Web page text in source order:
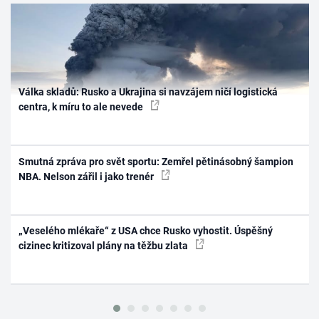
Válka skladů: Rusko a Ukrajina si navzájem ničí logistická
centra, k míru to ale nevede
Smutná zpráva pro svět sportu: Zemřel pětinásobný šampion
NBA. Nelson zářil i jako trenér
„Veselého mlékaře“ z USA chce Rusko vyhostit. Úspěšný
cizinec kritizoval plány na těžbu zlata